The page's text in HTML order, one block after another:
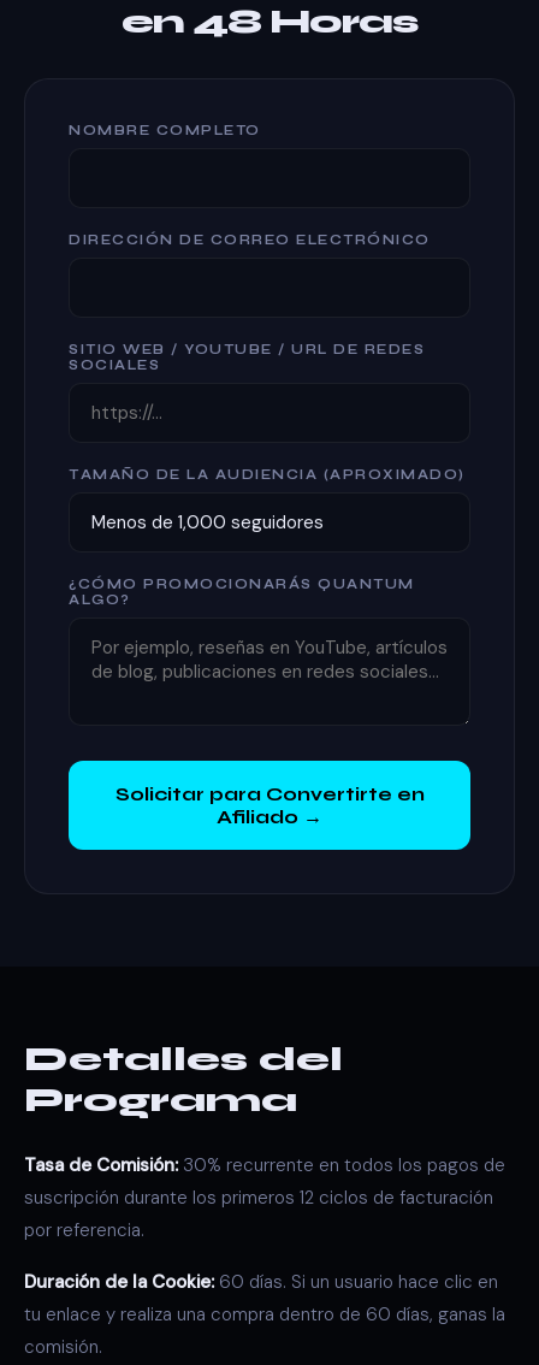
en 48 Horas
NOMBRE COMPLETO
DIRECCIÓN DE CORREO ELECTRÓNICO
SITIO WEB / YOUTUBE / URL DE REDES
SOCIALES
TAMAÑO DE LA AUDIENCIA (APROXIMADO)
¿CÓMO PROMOCIONARÁS QUANTUM
ALGO?
Solicitar para Convertirte en
Afiliado →
Detalles del
Programa
Tasa de Comisión:30% recurrente en todos los pagos de
suscripción durante los primeros 12 ciclos de facturación
por referencia.
Duración de la Cookie:60 días. Si un usuario hace clic en
tu enlace y realiza una compra dentro de 60 días, ganas la
comisión.